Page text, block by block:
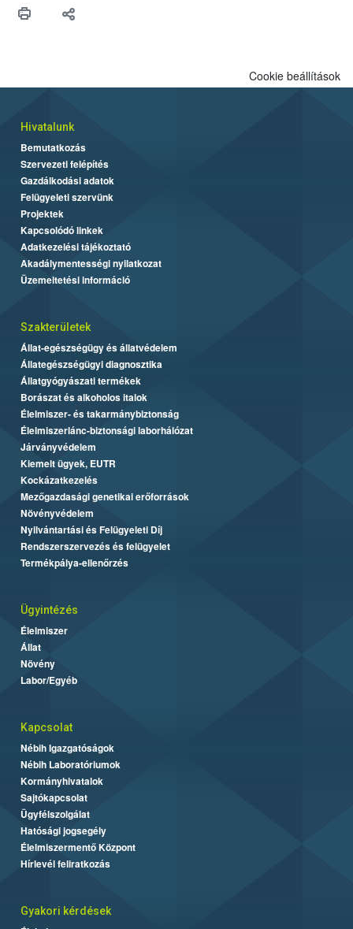
Cookie beállítások
Hivatalunk
Bemutatkozás
Szervezeti felépítés
Gazdálkodási adatok
Felügyeleti szervünk
Projektek
Kapcsolódó linkek
Adatkezelési tájékoztató
Akadálymentességi nyilatkozat
Üzemeltetési információ
Szakterületek
Állat-egészségügy és állatvédelem
Állategészségügyi diagnosztika
Állatgyógyászati termékek
Borászat és alkoholos italok
Élelmiszer- és takarmánybiztonság
Élelmiszerlánc-biztonsági laborhálózat
Járványvédelem
Kiemelt ügyek, EUTR
Kockázatkezelés
Mezőgazdasági genetikai erőforrások
Növényvédelem
Nyilvántartási és Felügyeleti Díj
Rendszerszervezés és felügyelet
Termékpálya-ellenőrzés
Ügyintézés
Élelmiszer
Állat
Növény
Labor/Egyéb
Kapcsolat
Nébih Igazgatóságok
Nébih Laboratóriumok
Kormányhivatalok
Sajtókapcsolat
Ügyfélszolgálat
Hatósági jogsegély
Élelmiszermentő Központ
Hírlevél feliratkozás
Gyakori kérdések